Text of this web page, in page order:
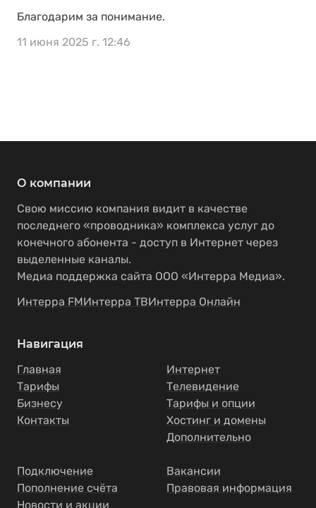
Благодарим за понимание.
11 июня 2025 г. 12:46
О компании
Свою миссию компания видит в качестве
последнего «проводника» комплекса услуг до
конечного абонента - доступ в Интернет через
выделенные каналы.
Медиа поддержка сайта ООО «Интерра Медиа».
Интерра FMИнтерра ТВИнтерра Онлайн
Навигация
Главная
Тарифы
Бизнесу
Контакты
Интернет
Телевидение
Тарифы и опции
Хостинг и домены
Дополнительно
Подключение
Пополнение счёта
Новости и акции
Вакансии
Правовая информация